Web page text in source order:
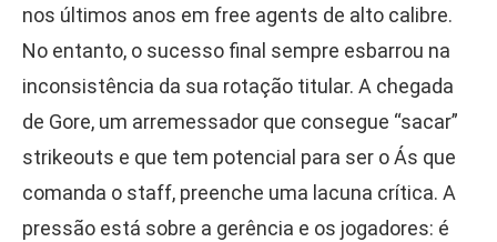
nos últimos anos em free agents de alto calibre.
No entanto, o sucesso final sempre esbarrou na
inconsistência da sua rotação titular. A chegada
de Gore, um arremessador que consegue “sacar”
strikeouts e que tem potencial para ser o Ás que
comanda o staff, preenche uma lacuna crítica. A
pressão está sobre a gerência e os jogadores: é